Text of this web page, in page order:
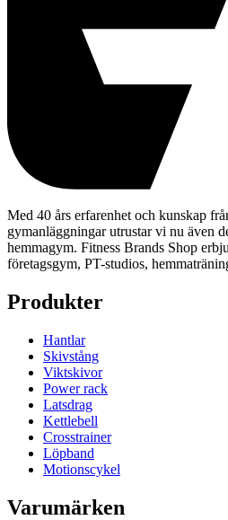
Med 40 års erfarenhet och kunskap
gymanläggningar utrustar vi nu även
hemmagym. Fitness Brands Shop
företagsgym, PT-studios,
Produkter
Hantlar
Skivstång
Viktskivor
Power rack
Latsdrag
Kettlebell
Crosstrainer
Löpband
Motionscykel
Varumärken